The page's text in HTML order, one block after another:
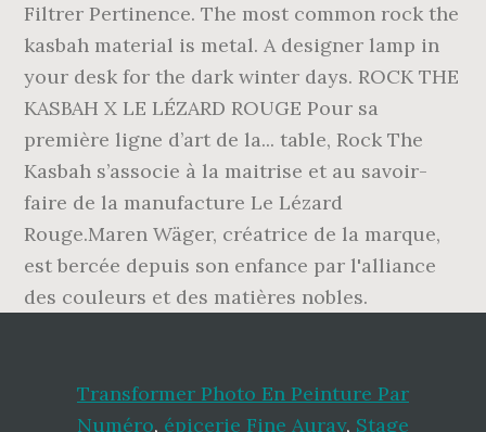
Filtrer Pertinence. The most common rock the
kasbah material is metal. A designer lamp in
your desk for the dark winter days. ROCK THE
KASBAH X LE LÉZARD ROUGE Pour sa
première ligne d’art de la... table, Rock The
Kasbah s’associe à la maitrise et au savoir-
faire de la manufacture Le Lézard
Rouge.Maren Wäger, créatrice de la marque,
est bercée depuis son enfance par l'alliance
des couleurs et des matières nobles.
Transformer Photo En Peinture Par
Numéro, épicerie Fine Auray, Stage